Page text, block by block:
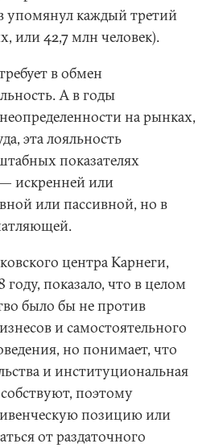
упомянул каждый третий
или 42,7 млн человек).
в обмен
А в годы
на рынках,
эта лояльность
показателях
искренней или
или пассивной, но в
центра Карнеги,
году, показало, что в целом
было бы не против
и самостоятельного
но понимает, что
и институциональная
поэтому
позицию или
от раздаточного